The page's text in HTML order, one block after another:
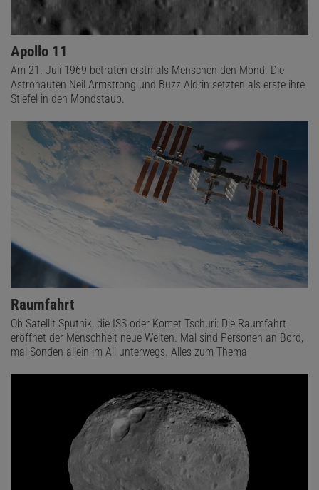
Apollo 11
Am 21. Juli 1969 betraten erstmals Menschen den Mond. Die
Astronauten Neil Armstrong und Buzz Aldrin setzten als erste ihre
Stiefel in den Mondstaub.
Raumfahrt
Ob Satellit Sputnik, die ISS oder Komet Tschuri: Die Raumfahrt
eröffnet der Menschheit neue Welten. Mal sind Personen an Bord,
mal Sonden allein im All unterwegs. Alles zum Thema